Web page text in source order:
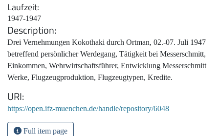
Laufzeit
1947-1947
Description
Drei Vernehmungen Kokothaki durch Ortman, 02.-07. Juli 1947
betreffend persönlicher Werdegang, Tätigkeit bei Messerschmitt,
Einkommen, Wehrwirtschaftsführer, Entwicklung Messerschmitt
Werke, Flugzeugproduktion, Flugzeugtypen, Kredite.
URI
https://open.ifz-muenchen.de/handle/repository/6048
Full item page